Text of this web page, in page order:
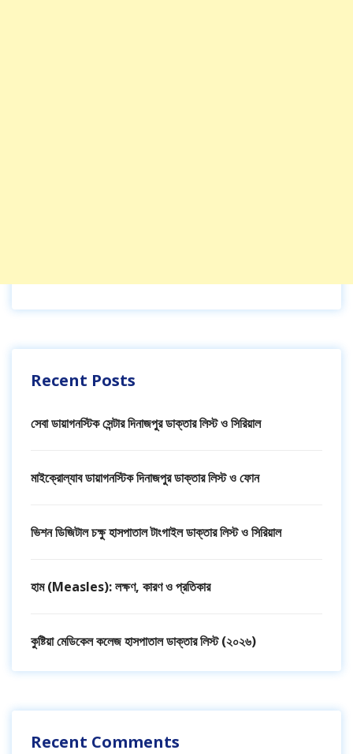
Recent Posts
সেবা ডায়াগনস্টিক সেন্টার দিনাজপুর ডাক্তার লিস্ট ও সিরিয়াল
মাইক্রোল্যাব ডায়াগনস্টিক দিনাজপুর ডাক্তার লিস্ট ও ফোন
ভিশন ডিজিটাল চক্ষু হাসপাতাল টাংগাইল ডাক্তার লিস্ট ও সিরিয়াল
হাম (Measles): লক্ষণ, কারণ ও প্রতিকার
কুষ্টিয়া মেডিকেল কলেজ হাসপাতাল ডাক্তার লিস্ট (২০২৬)
Recent Comments